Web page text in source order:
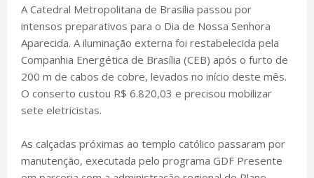
A Catedral Metropolitana de Brasília passou por
intensos preparativos para o Dia de Nossa Senhora
Aparecida. A iluminação externa foi restabelecida pela
Companhia Energética de Brasília (CEB) após o furto de
200 m de cabos de cobre, levados no início deste mês.
O conserto custou R$ 6.820,03 e precisou mobilizar
sete eletricistas.
As calçadas próximas ao templo católico passaram por
manutenção, executada pelo programa GDF Presente